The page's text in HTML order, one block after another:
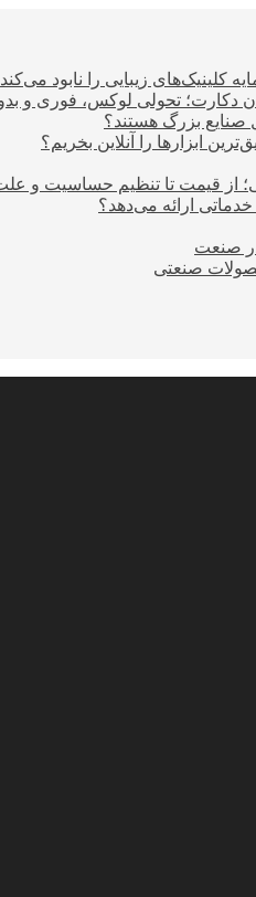
کلینیک‌های زیبایی را نابود
دکارت؛ تحولی لوکس، فوری و
ابزارها را آنلاین بخریم؟
از قیمت تا تنظیم حساسیت و
صنعت
صنعتی